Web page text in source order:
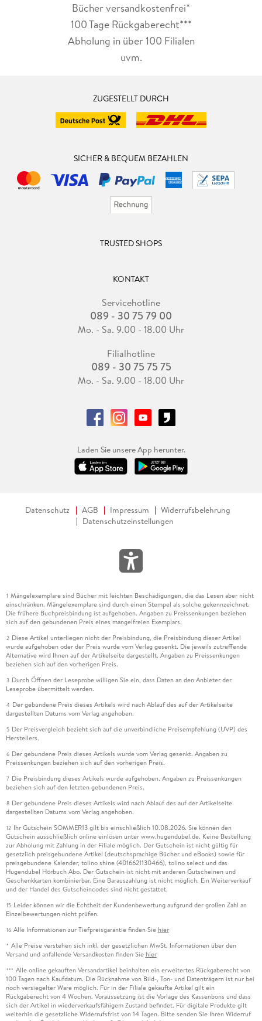
Bücher versandkostenfrei*
100 Tage Rückgaberecht***
Abholung in über 100 Filialen
uvm.
ZUGESTELLT DURCH
SICHER & BEQUEM BEZAHLEN
TRUSTED SHOPS
KONTAKT
Servicehotline
089 - 30 75 79 00
Mo. - Sa. 9.00 - 18.00 Uhr
Filialhotline
089 - 30 75 75 75
Mo. - Sa. 9.00 - 18.00 Uhr
Laden Sie unsere App herunter.
Datenschutz AGB Impressum
Widerrufsbelehrung
Datenschutzeinstellungen
1 Mängelexemplare sind Bücher mit leichten Beschädigungen, die das Lesen aber nicht
einschränken. Mängelexemplare sind durch einen Stempel als solche gekennzeichnet.
Die frühere Buchpreisbindung ist aufgehoben. Angaben zu Preissenkungen beziehen
sich auf den gebundenen Preis eines mangelfreien Exemplars.
2 Diese Artikel unterliegen nicht der Preisbindung, die Preisbindung dieser Artikel
wurde aufgehoben oder der Preis wurde vom Verlag gesenkt. Die jeweils zutreffende
Alternative wird Ihnen auf der Artikelseite dargestellt. Angaben zu Preissenkungen
beziehen sich auf den vorherigen Preis.
3 Durch Öffnen der Leseprobe willigen Sie ein, dass Daten an den Anbieter der
Leseprobe übermittelt werden.
4 Der gebundene Preis dieses Artikels wird nach Ablauf des auf der Artikelseite
dargestellten Datums vom Verlag angehoben.
5 Der Preisvergleich bezieht sich auf die unverbindliche Preisempfehlung (UVP) des
Herstellers.
6 Der gebundene Preis dieses Artikels wurde vom Verlag gesenkt. Angaben zu
Preissenkungen beziehen sich auf den vorherigen Preis.
7 Die Preisbindung dieses Artikels wurde aufgehoben. Angaben zu Preissenkungen
beziehen sich auf den letzten gebundenen Preis.
8 Der gebundene Preis dieses Artikels wird nach Ablauf des auf der Artikelseite
dargestellten Datums vom Verlag angehoben.
12 Ihr Gutschein SOMMER13 gilt bis einschließlich 10.08.2026. Sie können den
Gutschein ausschließlich online einlösen unter www.hugendubel.de. Keine Bestellung
zur Abholung mit Zahlung in der Filiale möglich. Der Gutschein ist nicht gültig für
gesetzlich preisgebundene Artikel (deutschsprachige Bücher und eBooks) sowie für
preisgebundene Kalender, tolino shine (4016621130466), tolino select und das
Hugendubel Hörbuch Abo. Der Gutschein ist nicht mit anderen Gutscheinen und
Geschenkkarten kombinierbar. Eine Barauszahlung ist nicht möglich. Ein Weiterverkauf
und der Handel des Gutscheincodes sind nicht gestattet.
15 Leider können wir die Echtheit der Kundenbewertung aufgrund der großen Zahl an
Einzelbewertungen nicht prüfen.
16 Alle Informationen zur Tiefpreisgarantie finden Sie hier
* Alle Preise verstehen sich inkl. der gesetzlichen MwSt. Informationen über den
Versand und anfallende Versandkosten finden Sie hier
*** Alle online gekauften Versandartikel beinhalten ein erweitertes Rückgaberecht von
100 Tagen nach Kaufdatum. Die Rücknahme von Bild-, Ton- und Datenträgern ist nur bei
noch versiegelter Ware möglich. Für in der Filiale gekaufte Artikel gilt ein
Rückgaberecht von 4 Wochen. Voraussetzung ist die Vorlage des Kassenbons und dass
sich der Artikel in wiederverkaufsfähigem Zustand befindet. Für digitale Produkte gilt
weiterhin die gesetzliche Widerrufsfrist von 14 Tagen. Bitte senden Sie Ihren Widerruf